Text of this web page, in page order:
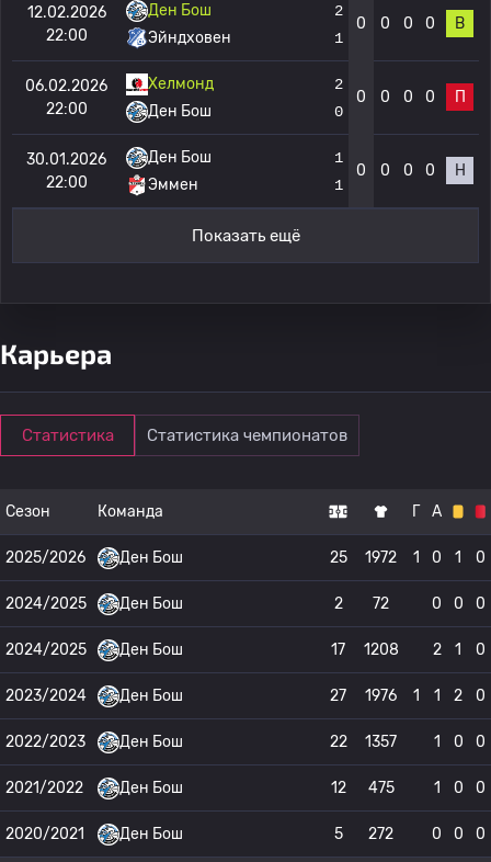
12.02.2026
22:00
Ден Бош
Эйндховен
2
1
0 0 0 0 В
06.02.2026
22:00
Хелмонд
Ден Бош
2
0
0 0 0 0 П
30.01.2026
22:00
Ден Бош
Эммен
1
1
0 0 0 0 Н
Показать ещё
Карьера
Статистика Статистика чемпионатов
Сезон Команда Г А
2025/2026 Ден Бош 25 1972 1 0 1 0
2024/2025 Ден Бош 2 72 0 0 0
2024/2025 Ден Бош 17 1208 2 1 0
2023/2024 Ден Бош 27 1976 1 1 2 0
2022/2023 Ден Бош 22 1357 1 0 0
2021/2022 Ден Бош 12 475 1 0 0
2020/2021 Ден Бош 5 272 0 0 0